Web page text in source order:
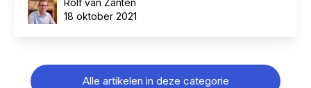
18 oktober 2021
Alle artikelen in deze categorie